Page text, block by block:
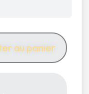
au panier